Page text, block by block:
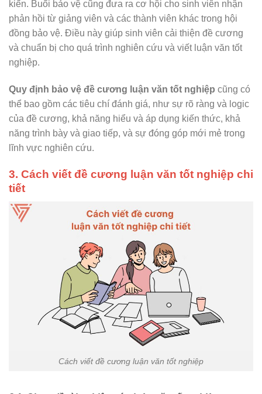
kiến. Buổi bảo vệ cũng đưa ra cơ hội cho sinh viên nhận
phản hồi từ giảng viên và các thành viên khác trong hội
đồng bảo vệ. Điều này giúp sinh viên cải thiện đề cương
và chuẩn bị cho quá trình nghiên cứu và viết luận văn tốt
nghiệp.
Quy định bảo vệ đề cương luận văn tốt nghiệp cũng có
thể bao gồm các tiêu chí đánh giá, như sự rõ ràng và logic
của đề cương, khả năng hiểu và áp dụng kiến thức, khả
năng trình bày và giao tiếp, và sự đóng góp mới mẻ trong
lĩnh vực nghiên cứu.
3. Cách viết đề cương luận văn tốt nghiệp chi
tiết
Cách viết đề cương luận văn tốt nghiệp